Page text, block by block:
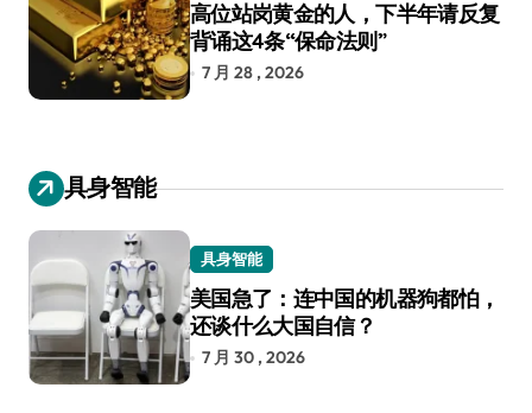
高位站岗黄金的人，下半年请反复
背诵这4条“保命法则”
7 月 28 , 2026
具身智能
具身智能
美国急了：连中国的机器狗都怕，
还谈什么大国自信？
7 月 30 , 2026